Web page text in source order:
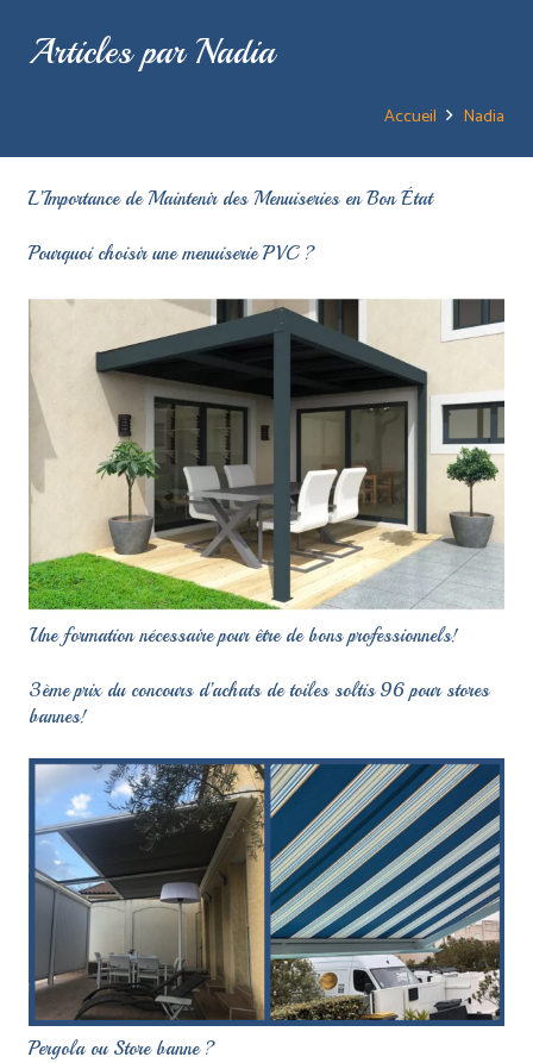
Articles par Nadia
Accueil Nadia
L’Importance de Maintenir des Menuiseries en Bon État
Pourquoi choisir une menuiserie PVC ?
Une formation nécessaire pour être de bons professionnels!
3ème prix du concours d’achats de toiles soltis 96 pour stores
bannes!
Pergola ou Store banne ?